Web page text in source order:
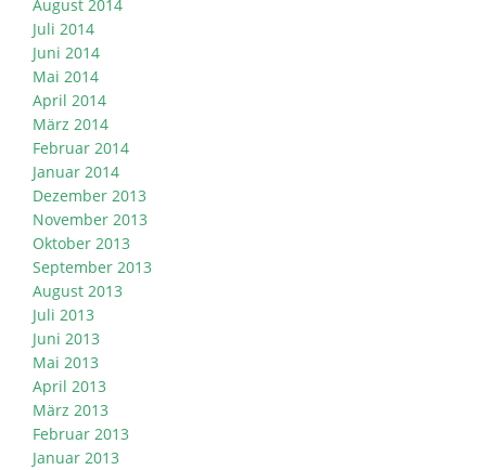
August 2014
Juli 2014
Juni 2014
Mai 2014
April 2014
März 2014
Februar 2014
Januar 2014
Dezember 2013
November 2013
Oktober 2013
September 2013
August 2013
Juli 2013
Juni 2013
Mai 2013
April 2013
März 2013
Februar 2013
Januar 2013